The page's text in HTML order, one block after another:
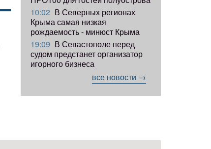
10:02 В Северных регионах
Крыма самая низкая
рождаемость - минюст Крыма
19:09 В Севастополе перед
судом предстанет организатор
игорного бизнеса
все новости →